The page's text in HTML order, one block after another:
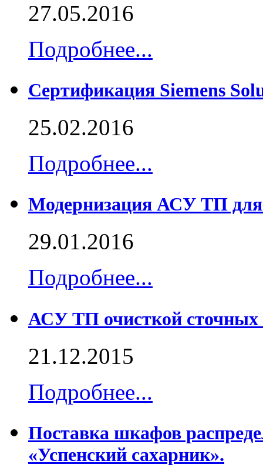
27.05.2016
Подробнее...
Сертификация Siemens
25.02.2016
Подробнее...
Модернизация АСУ ТП
29.01.2016
Подробнее...
АСУ ТП очисткой сточных
21.12.2015
Подробнее...
Поставка шкафов
«Успенский сахарник».